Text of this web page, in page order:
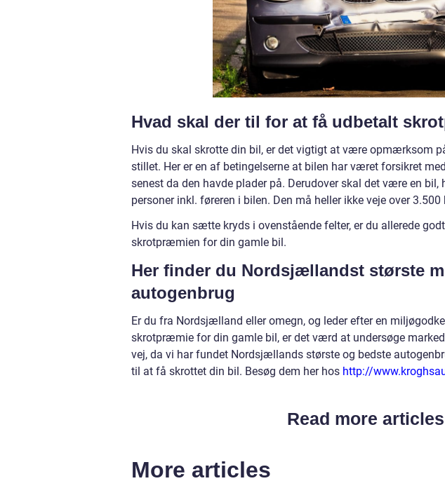
Hvad skal der til for at få udbetalt
Hvis du skal skrotte din bil, er det vigtigt at være opmærksom
stillet. Her er en af betingelserne at bilen har været forsikret
senest da den havde plader på. Derudover skal det være en
personer inkl. føreren i bilen. Den må heller ikke veje over 3.500
Hvis du kan sætte kryds i ovenstående felter, er du allerede
skrotpræmien for din gamle bil.
Her finder du Nordsjællandst største
autogenbrug
Er du fra Nordsjælland eller omegn, og leder efter en
skrotpræmie for din gamle bil, er det værd at undersøge
vej, da vi har fundet Nordsjællands største og bedste
til at få skrottet din bil. Besøg dem her hos http://
Read more
More articles